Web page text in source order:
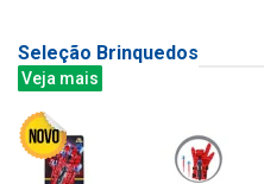
Seleção Brinquedos
Veja mais